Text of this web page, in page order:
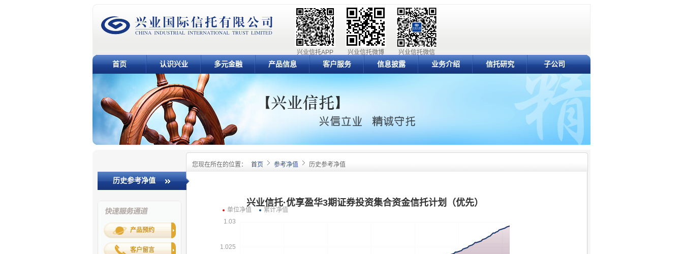
兴业信托微信
兴业信托微博
兴业信托APP
首页 认识兴业 多元金融 产品信息 客户服务 信息披露 业务介绍 信托研究 子公司
您现在所在的位置： 首页 参考净值 历史参考净值
历史参考净值
产品预约
客户留言